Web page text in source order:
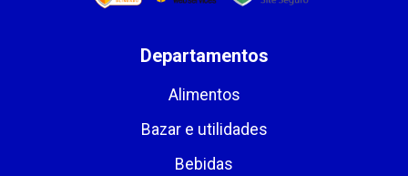
Departamentos
Alimentos
Bazar e utilidades
Bebidas